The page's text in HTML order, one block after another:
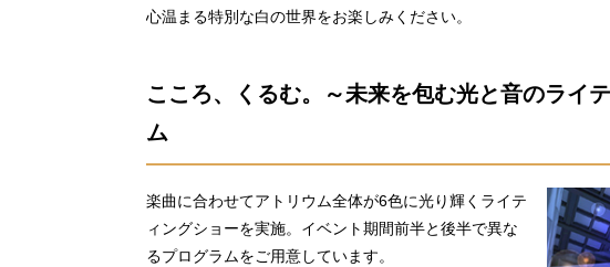
心温まる特別な白の世界をお楽しみください。
こころ、くるむ。～未来を包む光と音のライ
ム
楽曲に合わせてアトリウム全体が6色に光り輝くライテ
ィングショーを実施。イベント期間前半と後半で異な
るプログラムをご用意しています。